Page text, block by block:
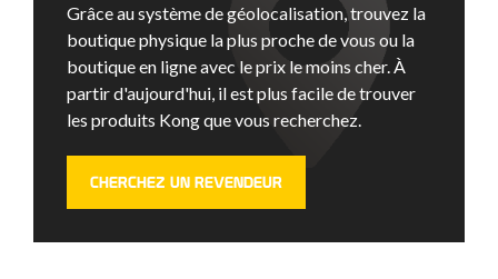
Grâce au système de géolocalisation, trouvez la
boutique physique la plus proche de vous ou la
boutique en ligne avec le prix le moins cher. À
partir d'aujourd'hui, il est plus facile de trouver
les produits Kong que vous recherchez.
CHERCHEZ UN REVENDEUR